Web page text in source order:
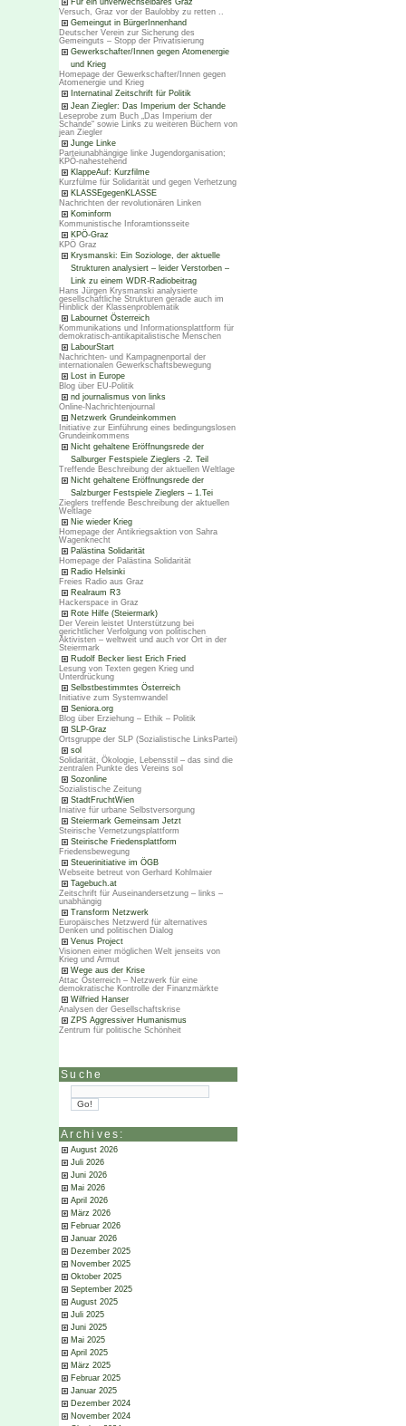
Für ein unverwechselbares Graz
Versuch, Graz vor der Baulobby zu retten ..
Gemeingut in BürgerInnenhand
Deutscher Verein zur Sicherung des
Gemeinguts – Stopp der Privatisierung
Gewerkschafter/Innen gegen Atomenergie
und Krieg
Homepage der Gewerkschafter/Innen gegen
Atomenergie und Krieg
Internatinal Zeitschrift für Politik
Jean Ziegler: Das Imperium der Schande
Leseprobe zum Buch „Das Imperium der
Schande“ sowie Links zu weiteren Büchern von
jean Ziegler
Junge Linke
Parteiunabhängige linke Jugendorganisation;
KPÖ-nahestehend
KlappeAuf: Kurzfilme
Kurzfülme für Solidarität und gegen Verhetzung
KLASSEgegenKLASSE
Nachrichten der revolutionären Linken
Kominform
Kommunistische Inforamtionsseite
KPÖ-Graz
KPÖ Graz
Krysmanski: Ein Soziologe, der aktuelle
Strukturen analysiert – leider Verstorben –
Link zu einem WDR-Radiobeitrag
Hans Jürgen Krysmanski analysierte
gesellschaftliche Strukturen gerade auch im
Hinblick der Klassenproblematik
Labournet Österreich
Kommunikations und Informationsplattform für
demokratisch-antikapitalistische Menschen
LabourStart
Nachrichten- und Kampagnenportal der
internationalen Gewerkschaftsbewegung
Lost in Europe
Blog über EU-Politik
nd journalismus von links
Online-Nachrichtenjournal
Netzwerk Grundeinkommen
Initiative zur Einführung eines bedingungslosen
Grundeinkommens
Nicht gehaltene Eröffnungsrede der
Salburger Festspiele Zieglers -2. Teil
Treffende Beschreibung der aktuellen Weltlage
Nicht gehaltene Eröffnungsrede der
Salzburger Festspiele Zieglers – 1.Tei
Zieglers treffende Beschreibung der aktuellen
Weltlage
Nie wieder Krieg
Homepage der Antikriegsaktion von Sahra
Wagenknecht
Palästina Solidarität
Homepage der Palästina Solidarität
Radio Helsinki
Freies Radio aus Graz
Realraum R3
Hackerspace in Graz
Rote Hilfe (Steiermark)
Der Verein leistet Unterstützung bei
gerichtlicher Verfolgung von politischen
Aktivisten – weltweit und auch vor Ort in der
Steiermark
Rudolf Becker liest Erich Fried
Lesung von Texten gegen Krieg und
Unterdrückung
Selbstbestimmtes Österreich
Initiative zum Systemwandel
Seniora.org
Blog über Erziehung – Ethik – Politik
SLP-Graz
Ortsgruppe der SLP (Sozialistische LinksPartei)
sol
Solidarität, Ökologie, Lebensstil – das sind die
zentralen Punkte des Vereins sol
Sozonline
Sozialistische Zeitung
StadtFruchtWien
Iniative für urbane Selbstversorgung
Steiermark Gemeinsam Jetzt
Steirische Vernetzungsplattform
Steirische Friedensplattform
Friedensbewegung
Steuerinitiative im ÖGB
Webseite betreut von Gerhard Kohlmaier
Tagebuch.at
Zeitschrift für Auseinandersetzung – links –
unabhängig
Transform Netzwerk
Europäisches Netzwerd für alternatives
Denken und politischen Dialog
Venus Project
Visionen einer möglichen Welt jenseits von
Krieg und Armut
Wege aus der Krise
Attac Österreich – Netzwerk für eine
demokratische Kontrolle der Finanzmärkte
Wilfried Hanser
Analysen der Gesellschaftskrise
ZPS Aggressiver Humanismus
Zentrum für politische Schönheit
Suche
Archives:
August 2026
Juli 2026
Juni 2026
Mai 2026
April 2026
März 2026
Februar 2026
Januar 2026
Dezember 2025
November 2025
Oktober 2025
September 2025
August 2025
Juli 2025
Juni 2025
Mai 2025
April 2025
März 2025
Februar 2025
Januar 2025
Dezember 2024
November 2024